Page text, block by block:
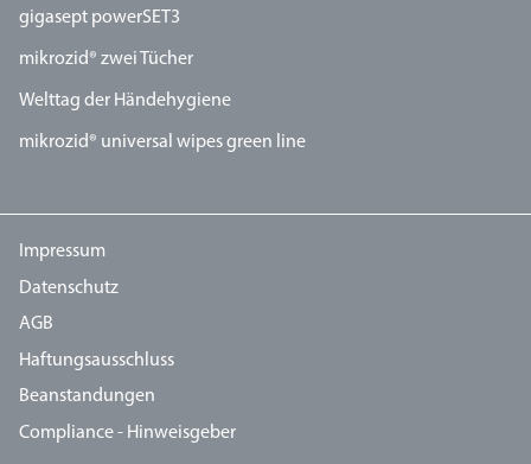
gigasept powerSET3
mikrozid® zwei Tücher
Welttag der Händehygiene
mikrozid® universal wipes green line
Impressum
Datenschutz
AGB
Haftungsausschluss
Beanstandungen
Compliance - Hinweisgeber